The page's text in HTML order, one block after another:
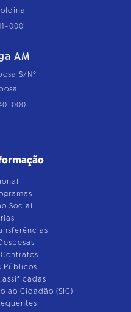
000
AM
S/Nº
000
Social
Públicos
ao Cidadão (SIC)